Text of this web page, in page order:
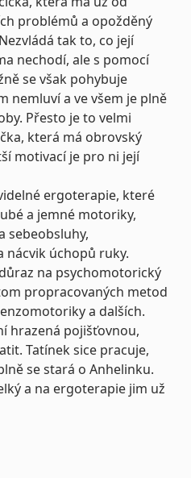
problémů a opožděný
tak to, co její
nechodí, ale s pomocí
se však pohybuje
nemluví a ve všem je plně
Přesto je to velmi
která má obrovský
motivací je pro ni její
ergoterapie, které
a jemné motoriky,
sebeobsluhy,
nácvik úchopů ruky.
na psychomotorický
propracovaných metod
a dalších.
hrazená pojišťovnou,
Tatínek sice pracuje,
se stará o Anhelinku.
a na ergoterapie jim už